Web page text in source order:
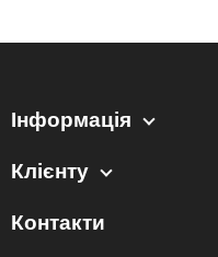
Інформація
Клієнту